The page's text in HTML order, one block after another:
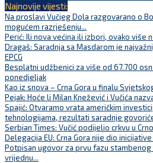
Najnovije vijesti:
Na proslavi Vučjeg Dola razgovarano o
mogućem razrješenju...
Perić: Ili nova većina ili izbori, ovako više
Dragaš: Saradnja sa Masdarom je
EPCG
Besplatni udžbenici za više od 67.700
ponedjeljak
Kao iz snova – Crna Gora u finalu
Pejak: Hoće li Milan Knežević i Vučića
Spajić: Otvaramo vrata američkim
tehnologijama, rezultati saradnje
Serbian Times: Vučić podijelio crkvu u
Delegacija EU: Crna Gora nije dio
Potpisan ugovor za prvu fazu
vrijednu...